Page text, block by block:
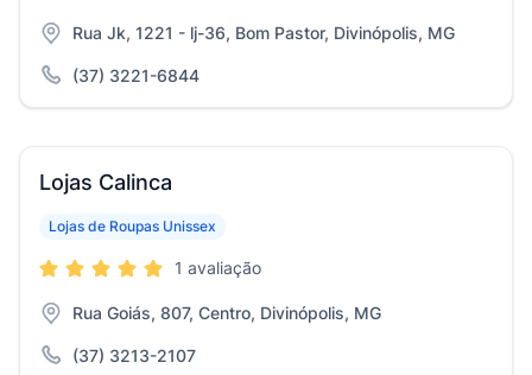
Rua Jk, 1221 - lj-36, Bom Pastor, Divinópolis, MG
(37) 3221-6844
Lojas Calinca
Lojas de Roupas Unissex
1 avaliação
Rua Goiás, 807, Centro, Divinópolis, MG
(37) 3213-2107